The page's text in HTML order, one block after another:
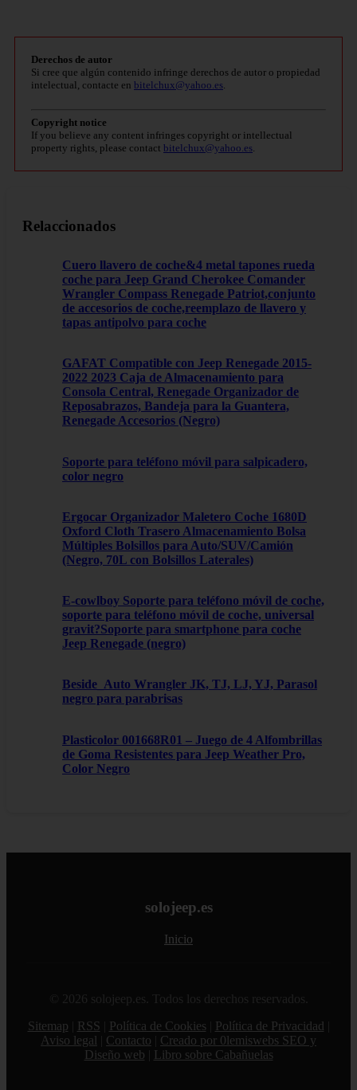
Derechos de autor
Si cree que algún contenido infringe derechos de autor o propiedad
intelectual, contacte en bitelchux@yahoo.es
Copyright notice
If you believe any content infringes copyright or intellectual
property rights, please contact bitelchux@yahoo.es
Relaccionados
Cuero llavero de coche&4 metal tapones rueda
coche para Jeep Grand Cherokee Comander
Wrangler Compass Renegade Patriot,conjunto
de accesorios de coche,reemplazo de llavero y
tapas antipolvo para coche
GAFAT Compatible con Jeep Renegade 2015-
2022 2023 Caja de Almacenamiento para
Consola Central, Renegade Organizador de
Reposabrazos, Bandeja para la Guantera,
Renegade Accesorios (Negro)
Soporte para teléfono móvil para salpicadero,
color negro
Ergocar Organizador Maletero Coche 1680D
Oxford Cloth Trasero Almacenamiento Bolsa
Múltiples Bolsillos para Auto/SUV/Camión
(Negro, 70L con Bolsillos Laterales)
E-cowlboy Soporte para teléfono móvil de coche,
soporte para teléfono móvil de coche, universal
gravit?Soporte para smartphone para coche
Jeep Renegade (negro)
Beside_Auto Wrangler JK, TJ, LJ, YJ, Parasol
negro para parabrisas
Plasticolor 001668R01 – Juego de 4 Alfombrillas
de Goma Resistentes para Jeep Weather Pro,
Color Negro
solojeep.es
Inicio
© 2026 solojeep.es. Todos los derechos reservados.
Sitemap
RSS Política de Cookies Política de Privacidad
Aviso legal
Contacto
Creado por 0lemiswebs SEO y
Diseño web
Libro sobre Cabañuelas